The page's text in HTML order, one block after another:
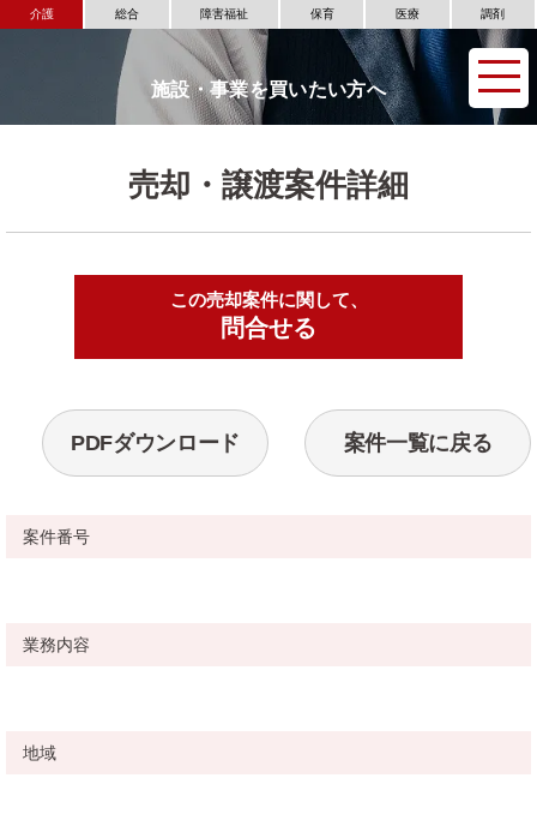
介護 総合 障害福祉 保育 医療 調剤
施設・事業を買いたい方へ
売却・譲渡案件詳細
この売却案件に関して、
問合せる
PDFダウンロード 案件一覧に戻る
案件番号
業務内容
地域